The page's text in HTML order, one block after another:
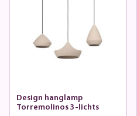
Design hanglamp
Torremolinos 3-lichts